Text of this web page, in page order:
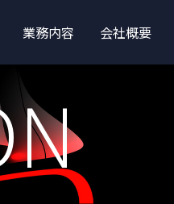
業務内容 会社概要